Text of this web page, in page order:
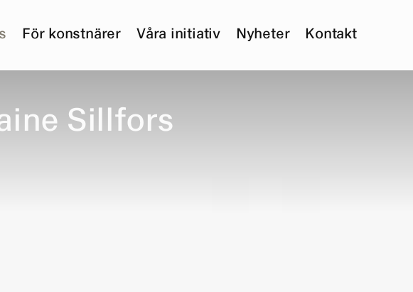
För konstnärer Våra initiativ Nyheter Kontakt
ine Sillfors